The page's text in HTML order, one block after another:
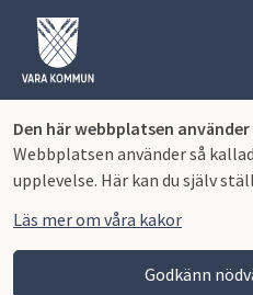
Den här webbplatsen
Webbplatsen använder så
upplevelse. Här kan du själv
Läs mer om våra kakor
Godkänn